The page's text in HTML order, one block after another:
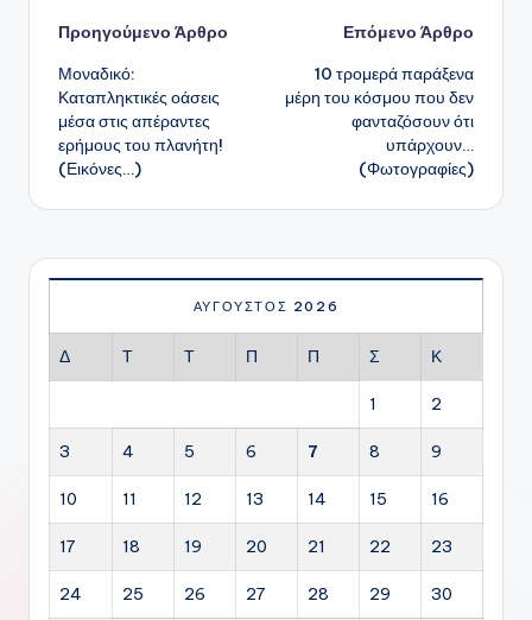
Πλοήγηση
δημοσιεύσεων
Προηγούμενο Άρθρο
Μοναδικό:
Καταπληκτικές οάσεις
μέσα στις απέραντες
ερήμους του πλανήτη!
(Εικόνες…)
Επόμενο Άρθρο
10 τρομερά παράξενα
μέρη του κόσμου που δεν
φανταζόσουν ότι
υπάρχουν…
(Φωτογραφίες)
ΑΎΓΟΥΣΤΟΣ 2026
Δ Τ Τ Π Π Σ Κ
1 2
3 4 5 6 7 8 9
10 11 12 13 14 15 16
17 18 19 20 21 22 23
24 25 26 27 28 29 30